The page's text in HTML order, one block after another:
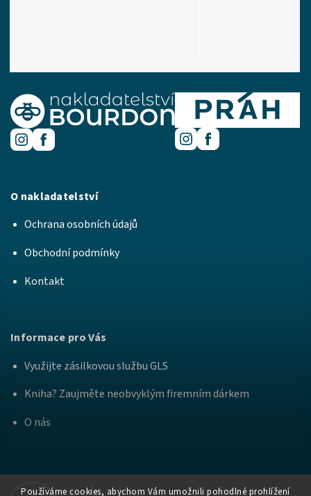
Používáme cookies, abychom Vám umožnili pohodlné prohlížení
O nakladatelství
Ochrana osobních údajů
Obchodní podmínky
Kontakt
Informace pro Vás
Využijte zásilkovou službu GLS
Kniha? Zaujměte neobvyklým firemním dárkem
O nás